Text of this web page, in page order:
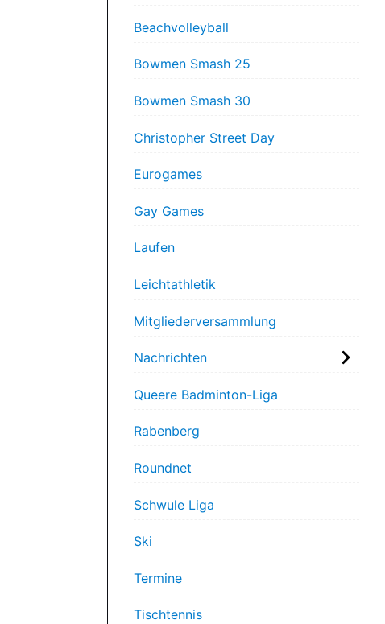
Beachvolleyball
Bowmen Smash 25
Bowmen Smash 30
Christopher Street Day
Eurogames
Gay Games
Laufen
Leichtathletik
Mitgliederversammlung
Nachrichten
Queere Badminton-Liga
Rabenberg
Roundnet
Schwule Liga
Ski
Termine
Tischtennis